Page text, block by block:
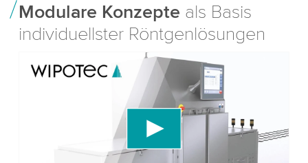
Modulare Konzepte als Basis
individuellster Röntgenlösungen
We need your consent to load the YouTube
We use a third party service to embed video
content that may collect data about your activity.
Please review the details and accept the service
to watch this video.